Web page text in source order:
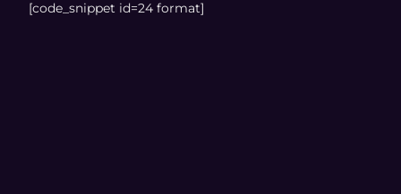
[code_snippet id=24 format]